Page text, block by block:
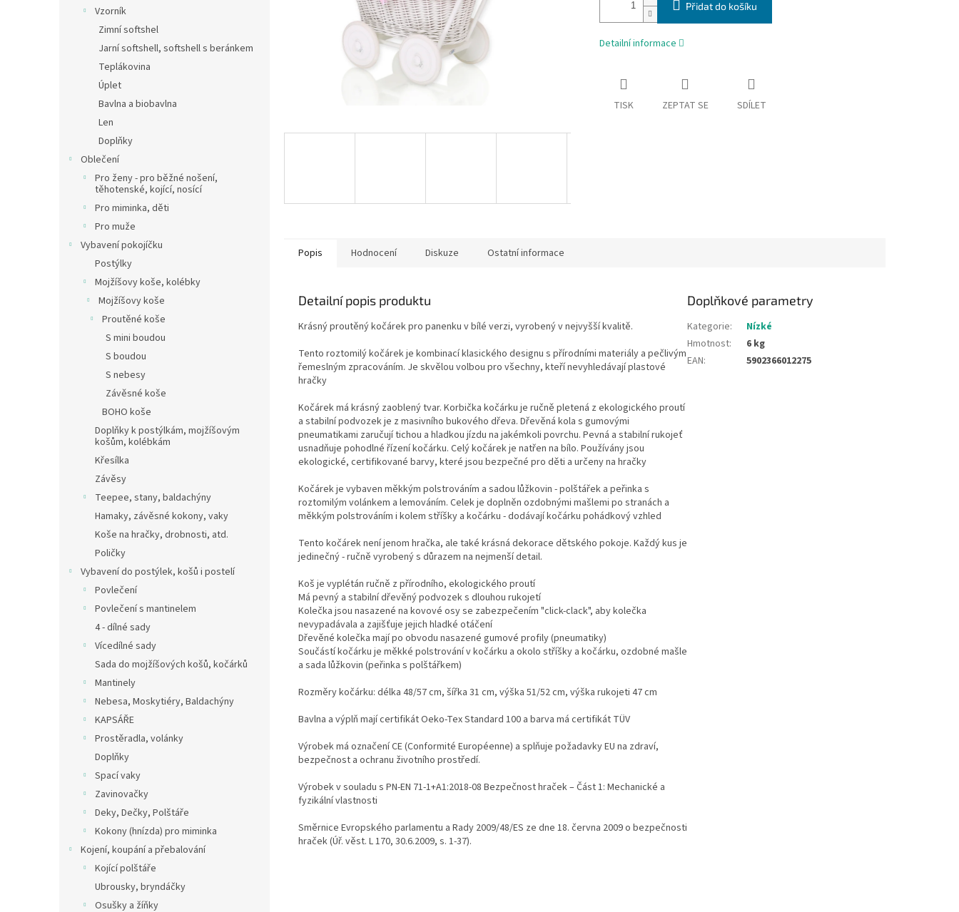
Vzorník
Zimní softshel
Jarní softshell, softshell s beránkem
Teplákovina
Úplet
Bavlna a biobavlna
Len
Doplňky
Oblečení
Pro ženy - pro běžné nošení,
těhotenské, kojící, nosící
Pro miminka, děti
Pro muže
Vybavení pokojíčku
Postýlky
Mojžíšovy koše, kolébky
Mojžíšovy koše
Proutěné koše
S mini boudou
S boudou
S nebesy
Závěsné koše
BOHO koše
Doplňky k postýlkám, mojžíšovým
košům, kolébkám
Křesílka
Závěsy
Teepee, stany, baldachýny
Hamaky, závěsné kokony, vaky
Koše na hračky, drobnosti, atd.
Poličky
Vybavení do postýlek, košů i postelí
Povlečení
Povlečení s mantinelem
4 - dílné sady
Vícedílné sady
Sada do mojžíšových košů, kočárků
Mantinely
Nebesa, Moskytiéry, Baldachýny
KAPSÁŘE
Prostěradla, volánky
Doplňky
Spací vaky
Zavinovačky
Deky, Dečky, Polštáře
Kokony (hnízda) pro miminka
Kojení, koupání a přebalování
Kojící polštáře
Ubrousky, bryndáčky
Osušky a žíňky
Přidat do košíku
Detailní informace
TISK ZEPTAT SE SDÍLET
Popis Hodnocení Diskuze Ostatní informace
Detailní popis produktu
Krásný proutěný kočárek pro panenku v bílé verzi, vyrobený v nejvyšší kvalitě.
Tento roztomilý kočárek je kombinací klasického designu s přírodními materiály a pečlivým
řemeslným zpracováním. Je skvělou volbou pro všechny, kteří nevyhledávají plastové
hračky
Kočárek má krásný zaoblený tvar. Korbička kočárku je ručně pletená z ekologického proutí
a stabilní podvozek je z masivního bukového dřeva. Dřevěná kola s gumovými
pneumatikami zaručují tichou a hladkou jízdu na jakémkoli povrchu. Pevná a stabilní rukojeť
usnadňuje pohodlné řízení kočárku. Celý kočárek je natřen na bílo. Používány jsou
ekologické, certifikované barvy, které jsou bezpečné pro děti a určeny na hračky
Kočárek je vybaven měkkým polstrováním a sadou lůžkovin - polštářek a peřinka s
roztomilým volánkem a lemováním. Celek je doplněn ozdobnými mašlemi po stranách a
měkkým polstrováním i kolem stříšky a kočárku - dodávají kočárku pohádkový vzhled
Tento kočárek není jenom hračka, ale také krásná dekorace dětského pokoje. Každý kus je
jedinečný - ručně vyrobený s důrazem na nejmenší detail.
Koš je vyplétán ručně z přírodního, ekologického proutí
Má pevný a stabilní dřevěný podvozek s dlouhou rukojetí
Kolečka jsou nasazené na kovové osy se zabezpečením "click-clack", aby kolečka
nevypadávala a zajišťuje jejich hladké otáčení
Dřevěné kolečka mají po obvodu nasazené gumové profily (pneumatiky)
Součástí kočárku je měkké polstrování v kočárku a okolo stříšky a kočárku, ozdobné mašle
a sada lůžkovin (peřinka s polštářkem)
Rozměry kočárku: délka 48/57 cm, šířka 31 cm, výška 51/52 cm, výška rukojeti 47 cm
Bavlna a výplň mají certifikát Oeko-Tex Standard 100 a barva má certifikát TÜV
Výrobek má označení CE (Conformité Européenne) a splňuje požadavky EU na zdraví,
bezpečnost a ochranu životního prostředí.
Výrobek v souladu s PN-EN 71-1+A1:2018-08 Bezpečnost hraček – Část 1: Mechanické a
fyzikální vlastnosti
Směrnice Evropského parlamentu a Rady 2009/48/ES ze dne 18. června 2009 o bezpečnosti
hraček (Úř. věst. L 170, 30.6.2009, s. 1-37).
Doplňkové parametry
Kategorie:
Nízké
Hmotnost:
6 kg
EAN: 5902366012275